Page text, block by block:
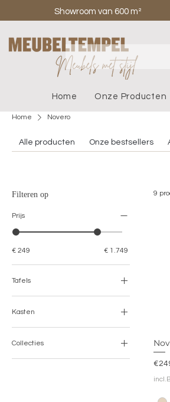
Showroom van 600 m²
Home Onze Producten
Home Novero
Alle producten Onze bestsellers
Filteren op
Prijs
€ 249 € 1.749
Tafels
Tafels
Eettafels
Salontafels
Bijzettafels
Kasten
Kasten
Tv-meubels
Dressoirs
Collecties
Novero
9
Prijs